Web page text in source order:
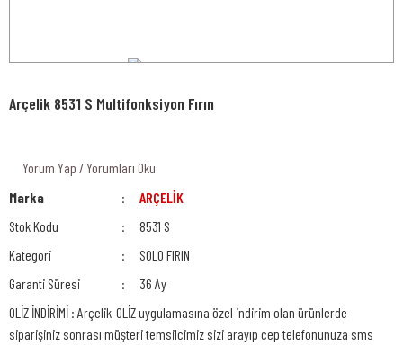
Arçelik 8531 S Multifonksiyon Fırın
Yorum Yap / Yorumları Oku
Marka
ARÇELİK
Stok Kodu
8531 S
Kategori
SOLO FIRIN
Garanti Süresi
36 Ay
OLİZ İNDİRİMİ : Arçelik-OLİZ uygulamasına özel indirim olan ürünlerde
siparişiniz sonrası müşteri temsilcimiz sizi arayıp cep telefonunuza sms